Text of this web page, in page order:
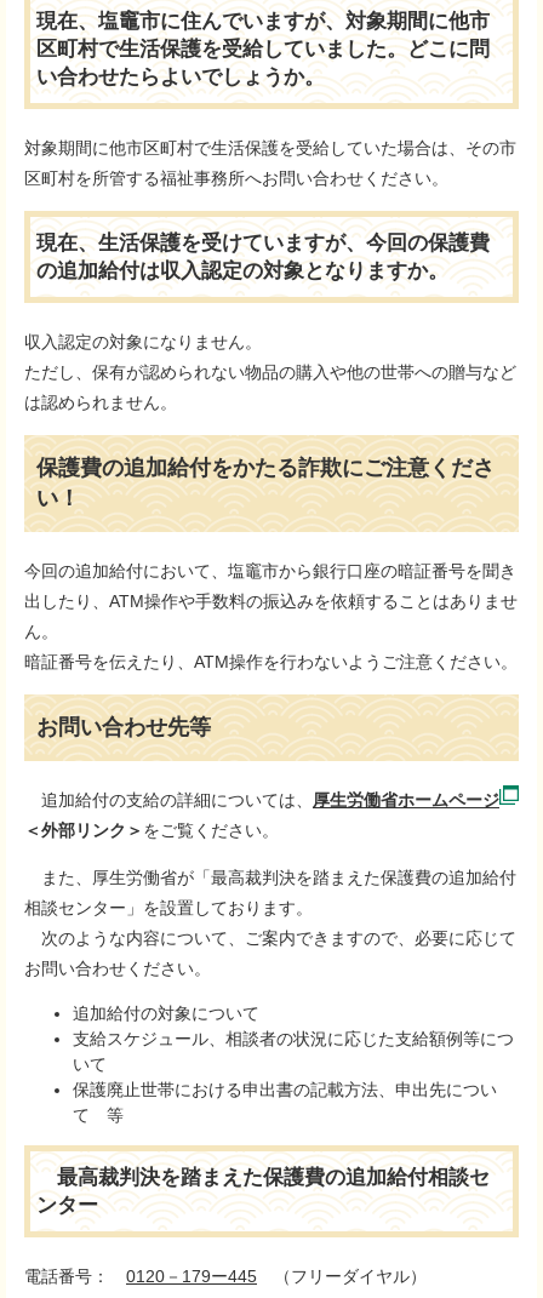
現在、塩竈市に住んでいますが、対象期間に他市
区町村で生活保護を受給していました。どこに問
い合わせたらよいでしょうか。
対象期間に他市区町村で生活保護を受給していた場合は、その市
区町村を所管する福祉事務所へお問い合わせください。
現在、生活保護を受けていますが、今回の保護費
の追加給付は収入認定の対象となりますか。
収入認定の対象になりません。
ただし、保有が認められない物品の購入や他の世帯への贈与など
は認められません。
保護費の追加給付をかたる詐欺にご注意くださ
い！
今回の追加給付において、塩竈市から銀行口座の暗証番号を聞き
出したり、ATM操作や手数料の振込みを依頼することはありませ
ん。
暗証番号を伝えたり、ATM操作を行わないようご注意ください。
お問い合わせ先等
追加給付の支給の詳細については、 厚生労働省ホームページ
＜外部リンク＞ をご覧ください。
また、厚生労働省が「最高裁判決を踏まえた保護費の追加給付
相談センター」を設置しております。
次のような内容について、ご案内できますので、必要に応じて
お問い合わせください。
追加給付の対象について
支給スケジュール、相談者の状況に応じた支給額例等につ
いて
保護廃止世帯における申出書の記載方法、申出先につい
て 等
最高裁判決を踏まえた保護費の追加給付相談セ
ンター
電話番号： 0120－179ー445 （フリーダイヤル）